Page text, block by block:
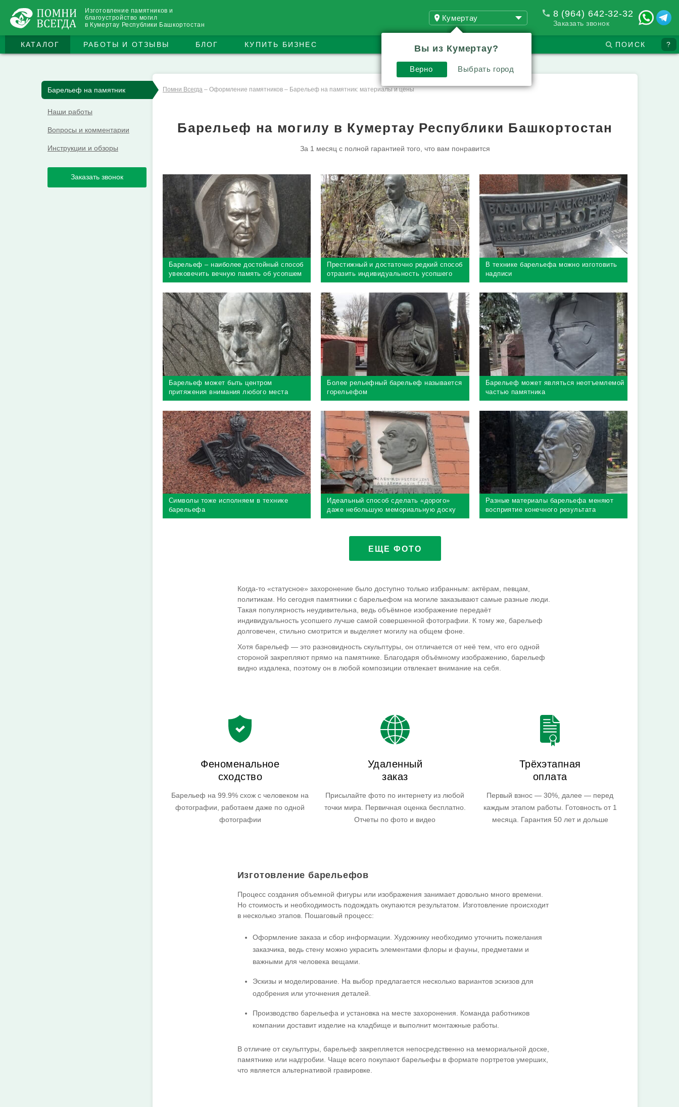
Изготовление памятников и
благоустройство могил
в Кумертау Республики Башкортостан
8 (964) 642-32-32
Заказать звонок
Кумертау
КАТАЛОГ РАБОТЫ И ОТЗЫВЫ БЛОГ КУПИТЬ БИЗНЕС ?
ПОИСК
Барельеф на памятник
Наши работы
Вопросы и комментарии
Инструкции и обзоры
Заказать звонок
Помни Всегда – Оформление памятников – Барельеф на памятник: материалы и цены
Барельеф на могилу в Кумертау Республики Башкортостан
За 1 месяц с полной гарантией того, что вам понравится
Барельеф – наиболее достойный способ
увековечить вечную память об усопшем
Престижный и достаточно редкий способ
отразить индивидуальность усопшего
В технике барельефа можно изготовить
надписи
Барельеф может быть центром
притяжения внимания любого места
захоронения
Более рельефный барельеф называется
горельефом
Барельеф может являться неотъемлемой
частью памятника
Символы тоже исполняем в технике
барельефа
Идеальный способ сделать «дорого»
даже небольшую мемориальную доску
Разные материалы барельефа меняют
восприятие конечного результата
ЕЩЕ ФОТО
Когда-то «статусное» захоронение было доступно только избранным: актёрам, певцам,
политикам. Но сегодня памятники с барельефом на могиле заказывают самые разные люди.
Такая популярность неудивительна, ведь объёмное изображение передаёт
индивидуальность усопшего лучше самой совершенной фотографии. К тому же, барельеф
долговечен, стильно смотрится и выделяет могилу на общем фоне.
Хотя барельеф — это разновидность скульптуры, он отличается от неё тем, что его одной
стороной закрепляют прямо на памятнике. Благодаря объёмному изображению, барельеф
видно издалека, поэтому он в любой композиции отвлекает внимание на себя.
Феноменальное
сходство
Барельеф на 99.9% схож с человеком на
фотографии, работаем даже по одной
фотографии
Удаленный
заказ
Присылайте фото по интернету из любой
точки мира. Первичная оценка бесплатно.
Отчеты по фото и видео
Трёхэтапная
оплата
Первый взнос — 30%, далее — перед
каждым этапом работы. Готовность от 1
месяца. Гарантия 50 лет и дольше
Изготовление барельефов
Процесс создания объемной фигуры или изображения занимает довольно много времени.
Но стоимость и необходимость подождать окупаются результатом. Изготовление происходит
в несколько этапов. Пошаговый процесс:
Оформление заказа и сбор информации. Художнику необходимо уточнить пожелания
заказчика, ведь стену можно украсить элементами флоры и фауны, предметами и
важными для человека вещами.
Эскизы и моделирование. На выбор предлагается несколько вариантов эскизов для
одобрения или уточнения деталей.
Производство барельефа и установка на месте захоронения. Команда работников
компании доставит изделие на кладбище и выполнит монтажные работы.
В отличие от скульптуры, барельеф закрепляется непосредственно на мемориальной доске,
памятнике или надгробии. Чаще всего покупают барельефы в формате портретов умерших,
что является альтернативой гравировке.
Вы из Кумертау?
Верно Выбрать город